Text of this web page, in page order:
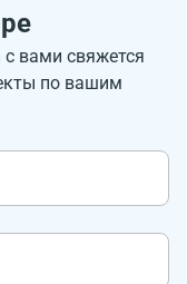
с вами свяжется
по вашим